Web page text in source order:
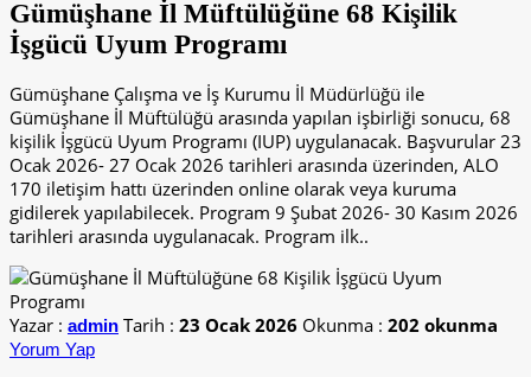
Gümüşhane İl Müftülüğüne 68 Kişilik
İşgücü Uyum Programı
Gümüşhane Çalışma ve İş Kurumu İl Müdürlüğü ile
Gümüşhane İl Müftülüğü arasında yapılan işbirliği sonucu, 68
kişilik İşgücü Uyum Programı (IUP) uygulanacak. Başvurular 23
Ocak 2026- 27 Ocak 2026 tarihleri arasında üzerinden, ALO
170 iletişim hattı üzerinden online olarak veya kuruma
gidilerek yapılabilecek. Program 9 Şubat 2026- 30 Kasım 2026
tarihleri arasında uygulanacak. Program ilk..
Yazar : admin Tarih : 23 Ocak 2026 Okunma : 202 okunma
Yorum Yap